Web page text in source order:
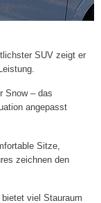
SUV zeigt er
Snow – das
angepasst
Sitze,
zeichnen den
viel Stauraum